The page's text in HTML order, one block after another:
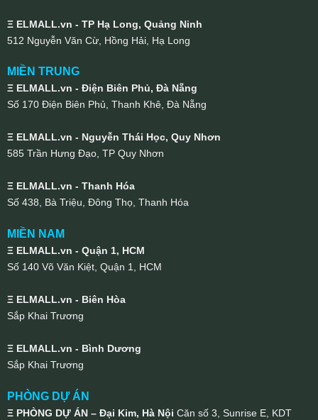
Ξ ELMALL.vn - TP Hạ Long, Quảng Ninh
512 Nguyễn Văn Cừ, Hồng Hải, Hạ Long
MIỀN TRUNG
Ξ ELMALL.vn - Điện Biên Phủ, Đà Nẵng
Số 170 Điện Biên Phủ, Thanh Khê, Đà Nẵng
Ξ ELMALL.vn - Nguyễn Thái Học, Quy Nhơn
585 Trần Hưng Đạo, TP Quy Nhơn
Ξ ELMALL.vn - Thanh Hóa
Số 438, Bà Triệu, Đông Thọ, Thanh Hóa
MIỀN NAM
Ξ ELMALL.vn - Quận 1, HCM
Số 140 Võ Văn Kiệt, Quận 1, HCM
Ξ ELMALL.vn - Biên Hòa
Sắp Khai Trương
Ξ ELMALL.vn - Bình Dương
Sắp Khai Trương
PHÒNG DỰ ÁN
Ξ PHÒNG DỰ ÁN – Đại Kim, Hà Nội Căn số 3, Sunrise E, KDT